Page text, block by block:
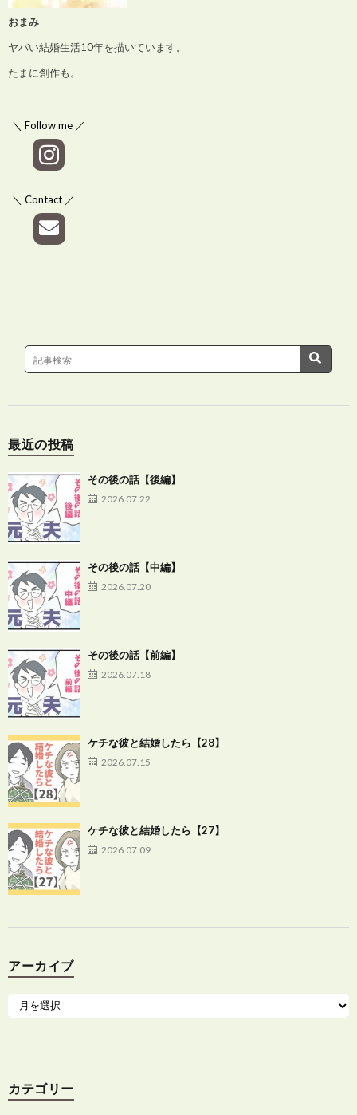
おまみ
ヤバい結婚生活10年を描いています。
たまに創作も。
＼ Follow me ／
＼ Contact ／
最近の投稿
その後の話【後編】
2026.07.22
その後の話【中編】
2026.07.20
その後の話【前編】
2026.07.18
ケチな彼と結婚したら【28】
2026.07.15
ケチな彼と結婚したら【27】
2026.07.09
アーカイブ
カテゴリー